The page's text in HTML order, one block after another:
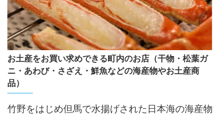
お土産をお買い求めできる町内のお店（干物・松葉ガ
ニ・あわび・さざえ・鮮魚などの海産物やお土産商
品）
竹野をはじめ但馬で水揚げされた日本海の海産物